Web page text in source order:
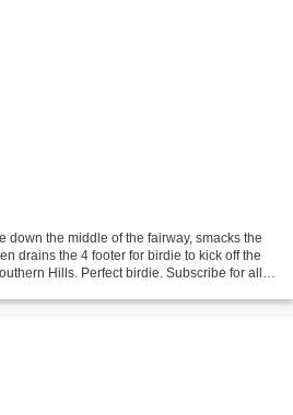
down the middle of the fairway, smacks the
drains the 4 footer for birdie to kick off the
Hills. Perfect birdie. Subscribe for all